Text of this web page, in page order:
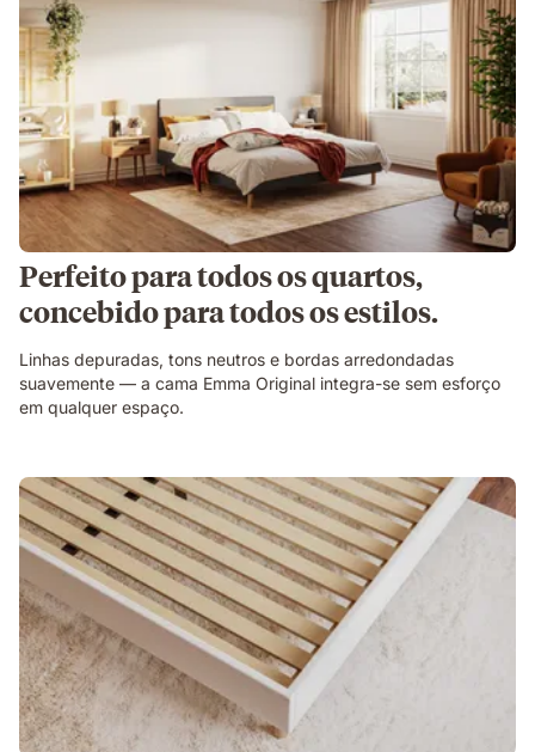
Perfeito para todos os quartos,
concebido para todos os estilos.
Linhas depuradas, tons neutros e bordas arredondadas
suavemente — a cama Emma Original integra-se sem esforço
em qualquer espaço.